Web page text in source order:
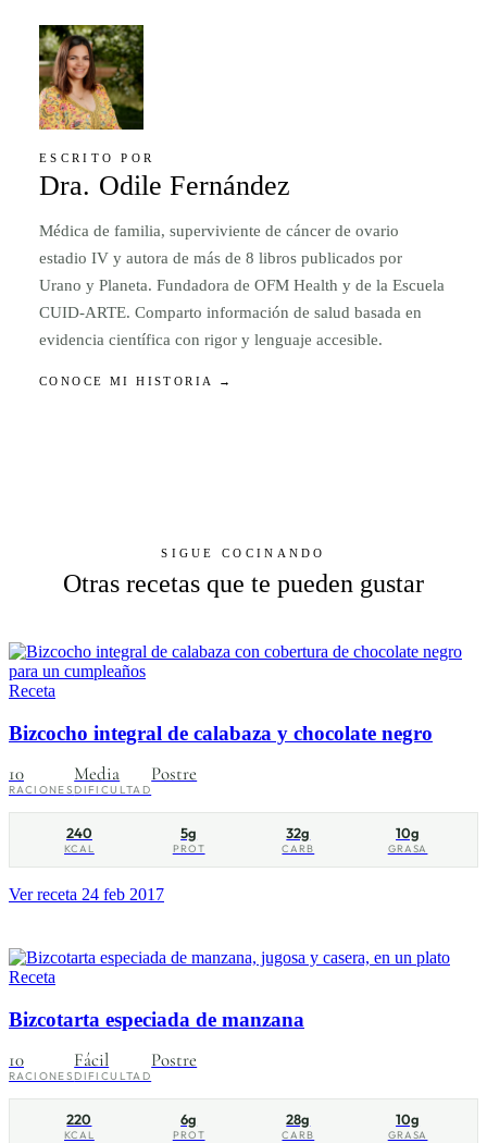
ESCRITO POR
Dra. Odile Fernández
Médica de familia, superviviente de cáncer de ovario
estadio IV y autora de más de 8 libros publicados por
Urano y Planeta. Fundadora de OFM Health y de la Escuela
CUID-ARTE. Comparto información de salud basada en
evidencia científica con rigor y lenguaje accesible.
CONOCE MI HISTORIA →
SIGUE COCINANDO
Otras recetas que te pueden gustar
Receta
Bizcocho integral de calabaza y chocolate negro
10
RACIONES
Media
DIFICULTAD
Postre
240
KCAL
5g
PROT
32g
CARB
10g
GRASA
Ver receta 24 feb 2017
Receta
Bizcotarta especiada de manzana
10
RACIONES
Fácil
DIFICULTAD
Postre
220
KCAL
6g
PROT
28g
CARB
10g
GRASA